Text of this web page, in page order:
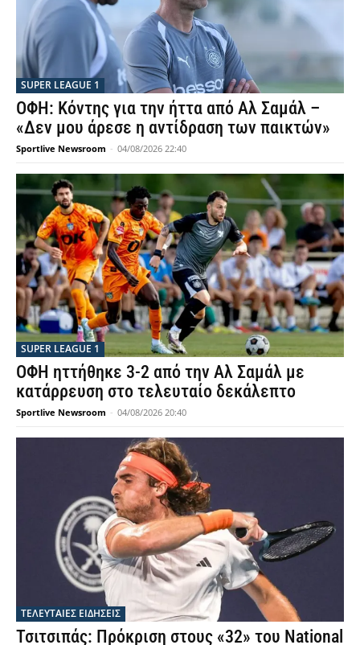
SUPER LEAGUE 1
ΟΦΗ: Κόντης για την ήττα από Αλ Σαμάλ –
«Δεν μου άρεσε η αντίδραση των παικτών»
Sportlive Newsroom - 04/08/2026 22:40
SUPER LEAGUE 1
ΟΦΗ ηττήθηκε 3-2 από την Αλ Σαμάλ με
κατάρρευση στο τελευταίο δεκάλεπτο
Sportlive Newsroom - 04/08/2026 20:40
ΤΕΛΕΥΤΑΙΕΣ ΕΙΔΗΣΕΙΣ
Τσιτσιπάς: Πρόκριση στους «32» του National